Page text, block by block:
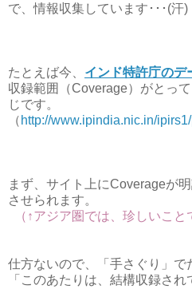
で、情報収集しています･･･(汗)
たとえば今、 インド特許庁のデ
収録範囲（Coverage）がとっ
じです。
（ http://www.ipindia.nic.in/
まず、サイト上にCoverageが
させられます。
（↑アジア圏では、珍しいこ
仕方ないので、「手さぐり」で
「このあたりは、結構収録さ